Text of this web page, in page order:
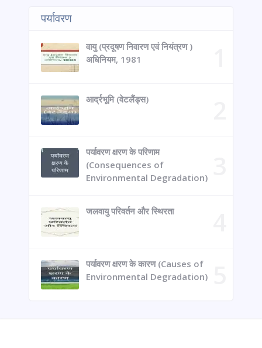
पर्यावरण
वायु (प्रदूषण निवारण एवं नियंत्रण )
अधिनियम, 1981
आर्द्रभूमि (वेटलैंड्स)
पर्यावरण क्षरण के परिणाम
(Consequences of
Environmental Degradation)
जलवायु परिवर्तन और स्थिरता
पर्यावरण क्षरण के कारण (Causes of
Environmental Degradation)